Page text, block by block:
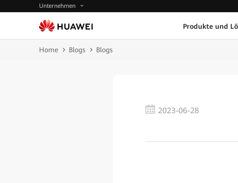
Unternehmen
Produkte und
Home Blogs Blogs
2023-06-28